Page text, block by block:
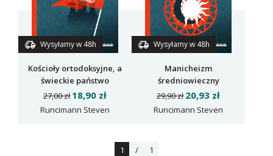
Wysyłamy w 48h
Kościoły ortodoksyjne, a
świeckie państwo
27,00 zł 18,90 zł
Runcimann Steven
Wysyłamy w 48h
Manicheizm
średniowieczny
29,90 zł 20,93 zł
Runcimann Steven
1 / 1